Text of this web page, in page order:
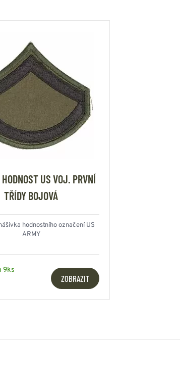
US VOJ. PRVNÍ
TŘÍDY BOJOVÁ
hodnostního označení US
ARMY
9ks
ZOBRAZIT